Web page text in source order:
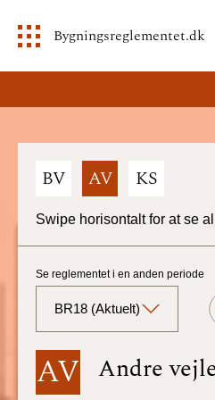
Bygningsreglementet.dk
BV AV KS
Swipe horisontalt for at se
AV Andre
Se reglementet i en anden periode
BR18 (Aktuelt)
BR18 (Aktuelt)